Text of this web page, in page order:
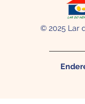
© 2025 Lar